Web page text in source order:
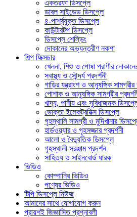
একতরফা ডিসপ্লে
ডাবল সাইডেড ডিসপ্লে
৪-পার্শ্বযুক্ত ডিসপ্লে
কাউন্টারটপ ডিসপ্লে
ডিসপ্লে শেল্ভিং
দোকানের অভ্যন্তরীণ নকশা
শিল্প ফিক্সচার
খেলনা, শিশু ও পোষা প্রাণীর
স্বাস্থ্য ও সৌন্দর্য প্রদর্শনী
গাড়ির যন্ত্রাংশ ও আনুষঙ্গিক সামগ্রীর
পোশাক ও আনুষঙ্গিক সামগ্রীর
খাদ্য, পানীয় এবং সুবিধাজনক
ভোক্তা ইলেকট্রনিক্স ডিসপ্লে
গৃহস্থালি সামগ্রী ও মুদিখানার
হার্ডওয়্যার ও গৃহসজ্জার প্রদর্শনী
আলো ও বৈদ্যুতিক ডিসপ্লে
গৃহস্থালী সরঞ্জাম প্রদর্শন
সাহিত্য ও সাইনবোর্ড ধারক
ভিডিও
কোম্পানির ভিডিও
পণ্যের ভিডিও
টিপি ডিসপ্লে নিউজ
আমাদের সাথে যোগাযোগ করুন
প্রায়শই জিজ্ঞাসিত প্রশ্নাবলী